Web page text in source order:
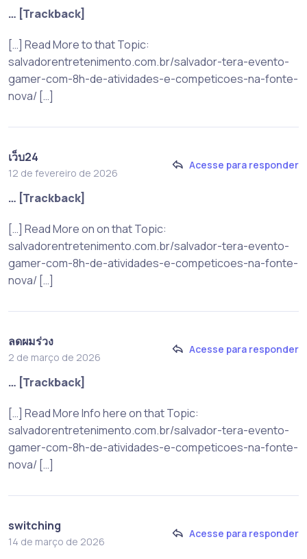
… [Trackback]
[…] Read More to that Topic:
salvadorentretenimento.com.br/salvador-tera-evento-
gamer-com-8h-de-atividades-e-competicoes-na-fonte-
nova/ […]
เว็บ24
12 de fevereiro de 2026
Acesse para responder
… [Trackback]
[…] Read More on on that Topic:
salvadorentretenimento.com.br/salvador-tera-evento-
gamer-com-8h-de-atividades-e-competicoes-na-fonte-
nova/ […]
ลดผมร่วง
2 de março de 2026
Acesse para responder
… [Trackback]
[…] Read More Info here on that Topic:
salvadorentretenimento.com.br/salvador-tera-evento-
gamer-com-8h-de-atividades-e-competicoes-na-fonte-
nova/ […]
switching
14 de março de 2026
Acesse para responder